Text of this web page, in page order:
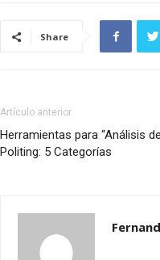
Share
Artículo anterior
Herramientas para “Análisis
Politing: 5 Categorías